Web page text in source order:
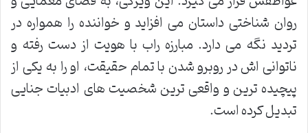
روان شناختی داستان می افزاید و خواننده را همواره در
تردید نگه می دارد. مبارزه راب با هویت از دست رفته و
ناتوانی اش در روبرو شدن با تمام حقیقت، او را به یکی از
پیچیده ترین و واقعی ترین شخصیت های ادبیات جنایی
تبدیل کرده است.